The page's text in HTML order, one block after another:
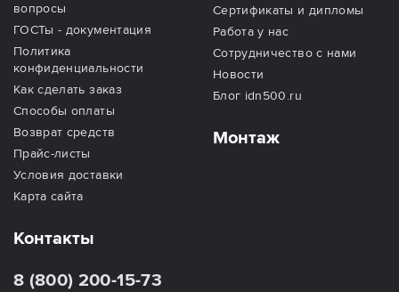
вопросы
ГОСТы - документация
Политика
конфиденциальности
Как сделать заказ
Способы оплаты
Возврат средств
Прайс-листы
Условия доставки
Карта сайта
Сертификаты и дипломы
Работа у нас
Сотрудничество с нами
Новости
Блог idn500.ru
Монтаж
Контакты
8 (800) 200-15-73